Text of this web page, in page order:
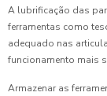
A lubrificação das
ferramentas como
adequado nas
funcionamento mais
Armazenar as